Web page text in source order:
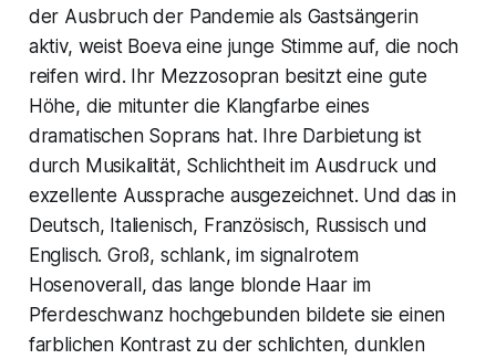
der Ausbruch der Pandemie als Gastsängerin
aktiv, weist Boeva eine junge Stimme auf, die noch
reifen wird. Ihr Mezzosopran besitzt eine gute
Höhe, die mitunter die Klangfarbe eines
dramatischen Soprans hat. Ihre Darbietung ist
durch Musikalität, Schlichtheit im Ausdruck und
exzellente Aussprache ausgezeichnet. Und das in
Deutsch, Italienisch, Französisch, Russisch und
Englisch. Groß, schlank, im signalrotem
Hosenoverall, das lange blonde Haar im
Pferdeschwanz hochgebunden bildete sie einen
farblichen Kontrast zu der schlichten, dunklen